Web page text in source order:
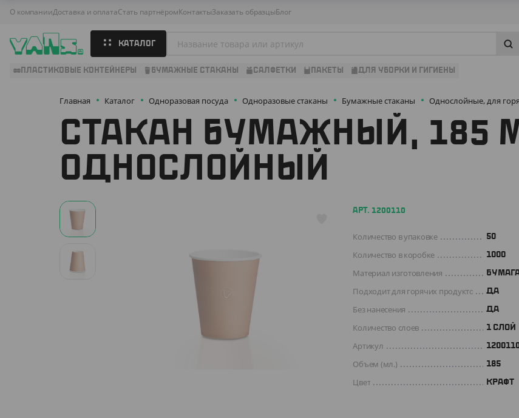
О компанииДоставка и оплатаСтать партнёромКонтактыЗаказать образцыБлог
КАТАЛОГ
ПЛАСТИКОВЫЕ КОНТЕЙНЕРЫ БУМАЖНЫЕ СТАКАНЫ САЛФЕТКИ ПАКЕТЫ ДЛЯ УБОРКИ И ГИГИЕНЫ
Главная Каталог Одноразовая посуда Одноразовые стаканы Бумажные стаканы Однослойные, для
СТАКАН БУМАЖНЫЙ, 185
ОДНОСЛОЙНЫЙ
АРТ. 1200110
Количество в упаковке 50
Количество в коробке 1000
Материал изготовления
Подходит для горячих продуктов ДА
Без нанесения ДА
Количество слоев 1 СЛОЙ
Артикул
Объем (мл.) 185
Цвет КРАФТ